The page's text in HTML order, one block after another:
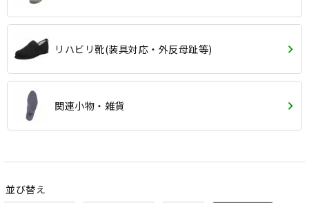
リハビリ靴(装具対応・外反母趾等)
関連小物・雑貨
並び替え